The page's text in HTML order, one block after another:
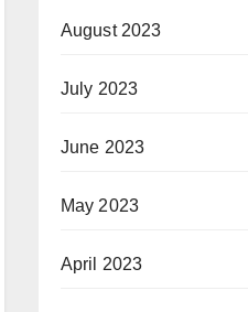
August 2023
July 2023
June 2023
May 2023
April 2023